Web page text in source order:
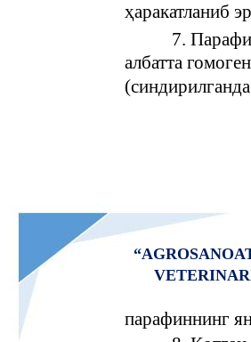
ҳаракатланиб
7.
албатта
парафиннинг